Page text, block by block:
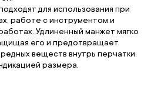
для использования при
работе с инструментом и
Удлиненный манжет мягко
его и предотвращает
веществ внутрь перчатки.
размера.